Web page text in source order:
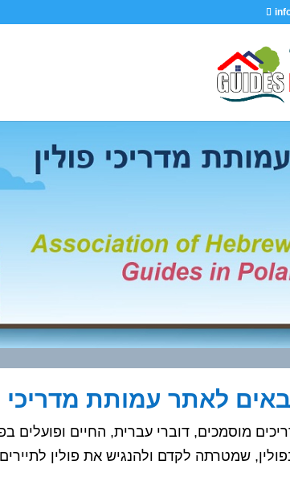
לאתר עמותת מדריכי
מוסמכים, דוברי עברית, החיים
שמטרתה לקדם ולהנגיש את פולין